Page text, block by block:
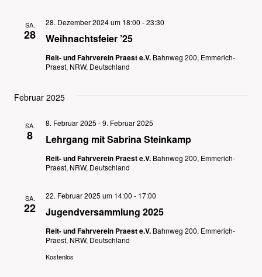
SA.
28 Weihnachtsfeier ’25
28. Dezember 2024 um 18:00 -23:30
Reit- und Fahrverein Praest e.V. Bahnweg 200, Emmerich-
Praest, NRW, Deutschland
Februar 2025
SA.
8 Lehrgang mit Sabrina Steinkamp
8. Februar 2025 -9. Februar 2025
Reit- und Fahrverein Praest e.V. Bahnweg 200, Emmerich-
Praest, NRW, Deutschland
SA.
22 Jugendversammlung 2025
22. Februar 2025 um 14:00 - 17:00
Reit- und Fahrverein Praest e.V. Bahnweg 200, Emmerich-
Praest, NRW, Deutschland
Kostenlos